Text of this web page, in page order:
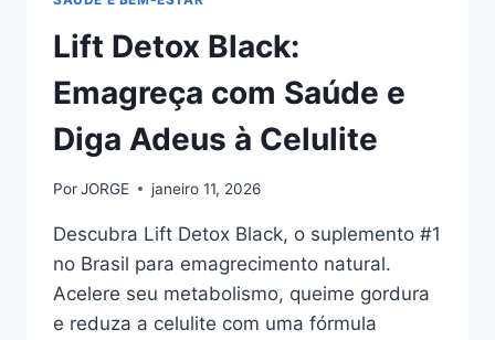
NATURAL
Lift Detox Black:
Emagreça com Saúde e
Diga Adeus à Celulite
PorJORGE janeiro 11, 2026
Descubra Lift Detox Black, o suplemento #1
no Brasil para emagrecimento natural.
Acelere seu metabolismo, queime gordura
e reduza a celulite com uma fórmula